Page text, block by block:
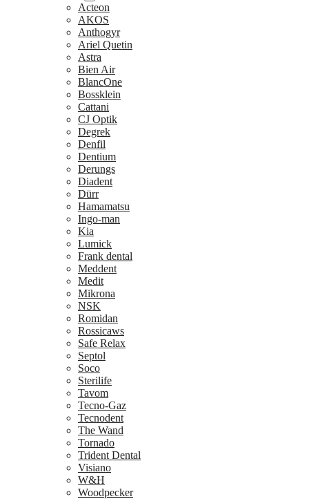
Acteon
AKOS
Anthogyr
Ariel Quetin
Astra
Bien Air
BlancOne
Bossklein
Cattani
CJ Optik
Degrek
Denfil
Dentium
Derungs
Diadent
Dürr
Hamamatsu
Ingo-man
Kia
Lumick
Frank dental
Meddent
Medit
Mikrona
NSK
Romidan
Rossicaws
Safe Relax
Septol
Soco
Sterilife
Tavom
Tecno-Gaz
Tecnodent
The Wand
Tornado
Trident Dental
Visiano
W&H
Woodpecker